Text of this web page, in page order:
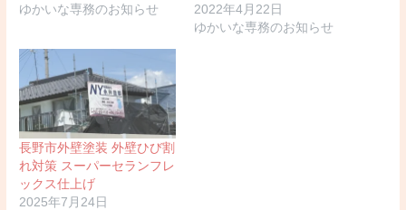
ゆかいな専務のお知らせ
2022年4月22日
ゆかいな専務のお知らせ
長野市外壁塗装 外壁ひび割
れ対策 スーパーセランフレ
ックス仕上げ
2025年7月24日